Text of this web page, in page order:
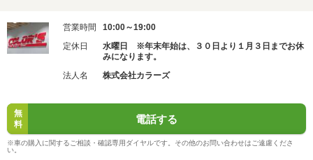
営業時間
10:00～19:00
定休日
水曜日 ※年末年始は、３０日より１月３日までお休
みになります。
法人名
株式会社カラーズ
無
料
電話する
※車の購入に関するご相談・確認専用ダイヤルです。その他のお問い合わせはご遠慮くださ
い。